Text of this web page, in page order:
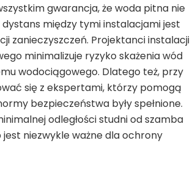
gwarancja, że woda pitna nie
między tymi instalacjami jest
zanieczyszczeń. Projektanci instalacji
minimalizuje ryzyko skażenia wód
wodociągowego. Dlatego też, przy
się z ekspertami, którzy pomogą
bezpieczeństwa były spełnione.
odległości studni od szamba
niezwykle ważne dla ochrony